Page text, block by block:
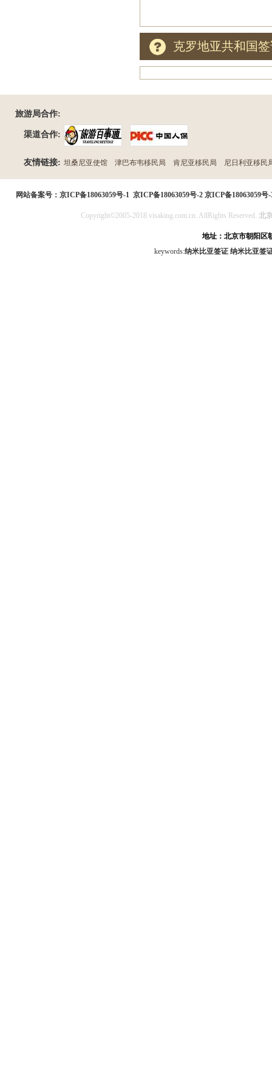
克罗地亚共和国
旅游局合作:
渠道合作:
友情链接: 坦桑尼亚使馆 津巴布韦移民局 肯尼亚移民局 尼日利亚移民
网站备案号： 京ICP备18063059号-1 京ICP备18063059号-2 京ICP备18063059号-
Copyright©2005-2018 visaking.com.cn. AllRights Reserved. 北
地址：北京市朝阳区
keywords:纳米比亚签证 纳米比亚签